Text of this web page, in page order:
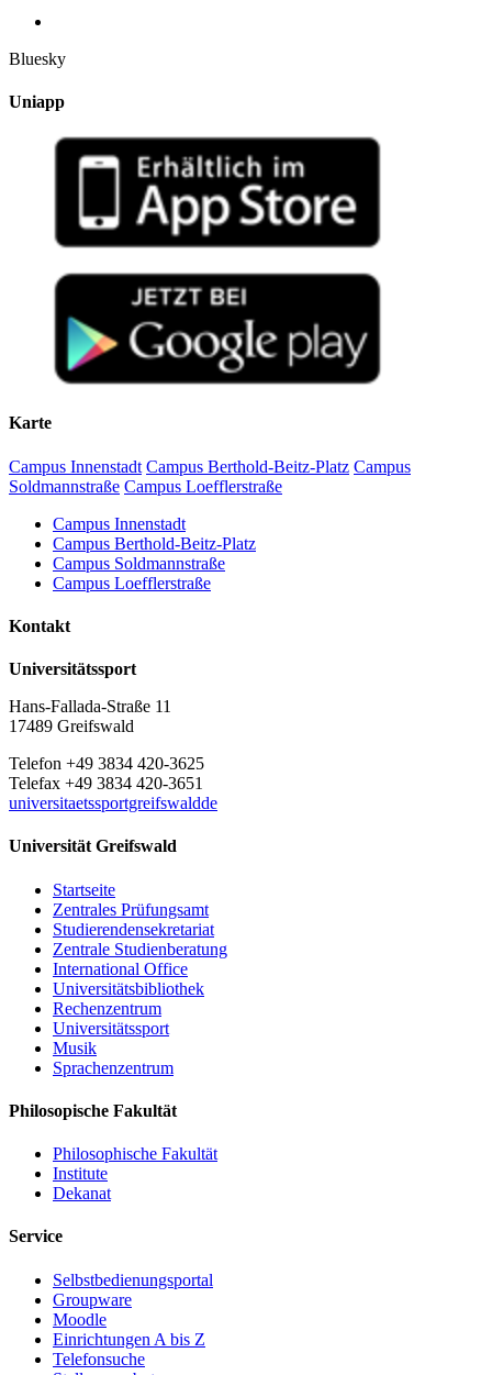
Bluesky
Uniapp
Karte
Campus Innenstadt Campus Berthold-Beitz-Platz Campus
Soldmannstraße Campus Loefflerstraße
Campus Innenstadt
Campus Berthold-Beitz-Platz
Campus Soldmannstraße
Campus Loefflerstraße
Kontakt
Universitätssport
Hans-Fallada-Straße 11
17489 Greifswald
Telefon +49 3834 420-3625
Telefax +49 3834 420-3651
universitaetssportgreifswaldde
Universität Greifswald
Startseite
Zentrales Prüfungsamt
Studierendensekretariat
Zentrale Studienberatung
International Office
Universitätsbibliothek
Rechenzentrum
Universitätssport
Musik
Sprachenzentrum
Philosopische Fakultät
Philosophische Fakultät
Institute
Dekanat
Service
Selbstbedienungsportal
Groupware
Moodle
Einrichtungen A bis Z
Telefonsuche